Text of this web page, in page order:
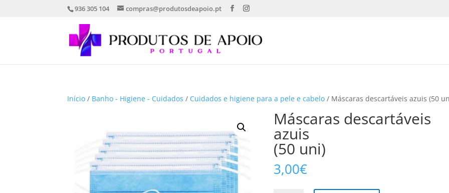
936 305 104 compras@produtosdeapoio.pt
Início / Banho - Higiene - Cuidados / Cuidados e higiene para a pele e cabelo / Máscaras descartáveis azuis (50
Máscaras descartáveis
azuis
(50 uni)
3,00€